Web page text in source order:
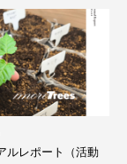
ルレポート（活動